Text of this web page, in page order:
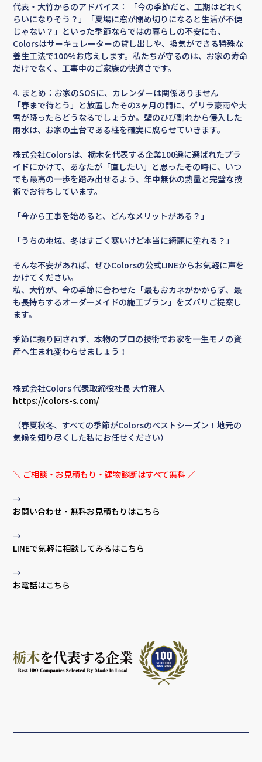
代表・大竹からのアドバイス： 「今の季節だと、工期はどれく
らいになりそう？」「夏場に窓が閉め切りになると生活が不便
じゃない？」といった季節ならではの暮らしの不安にも、
Colorsはサーキュレーターの貸し出しや、換気ができる特殊な
養生工法で100%お応えします。私たちが守るのは、お家の寿命
だけでなく、工事中のご家族の快適さです。
4. まとめ：お家のSOSに、カレンダーは関係ありません
「春まで待とう」と放置したその3ヶ月の間に、ゲリラ豪雨や大
雪が降ったらどうなるでしょうか。壁のひび割れから侵入した
雨水は、お家の土台である柱を確実に腐らせていきます。
株式会社Colorsは、栃木を代表する企業100選に選ばれたプラ
イドにかけて、あなたが「直したい」と思ったその時に、いつ
でも最高の一歩を踏み出せるよう、年中無休の熱量と完璧な技
術でお待ちしています。
「今から工事を始めると、どんなメリットがある？」
「うちの地域、冬はすごく寒いけど本当に綺麗に塗れる？」
そんな不安があれば、ぜひColorsの公式LINEからお気軽に声を
かけてください。
私、大竹が、今の季節に合わせた「最もおカネがかからず、最
も長持ちするオーダーメイドの施工プラン」をズバリご提案し
ます。
季節に振り回されず、本物のプロの技術でお家を一生モノの資
産へ生まれ変わらせましょう！
株式会社Colors 代表取締役社長 大竹雅人
https://colors-s.com/
（春夏秋冬、すべての季節がColorsのベストシーズン！地元の
気候を知り尽くした私にお任せください）
＼ ご相談・お見積もり・建物診断はすべて無料 ／
→
お問い合わせ・無料お見積もりはこちら
→
LINEで気軽に相談してみるはこちら
→
お電話はこちら